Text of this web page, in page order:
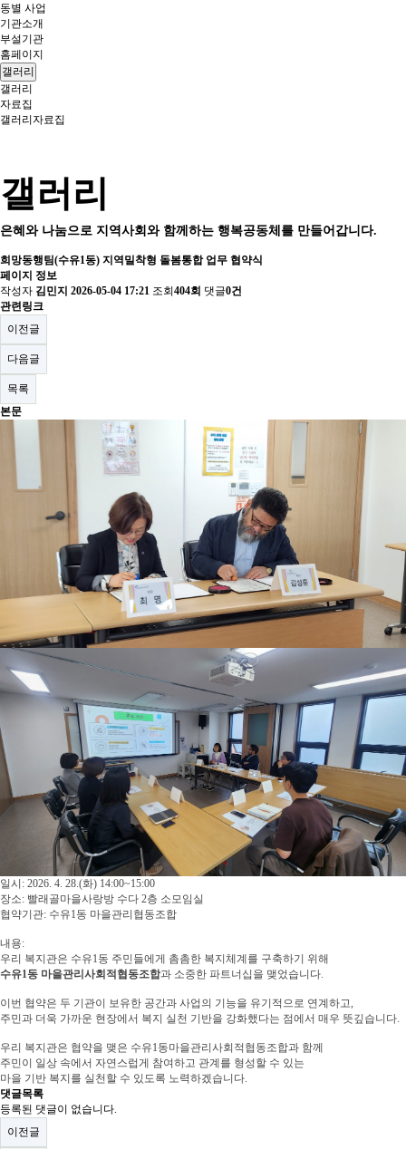
동별 사업
기관소개
부설기관
홈페이지
갤러리
갤러리
자료집
갤러리 자료집
갤러리
은혜와 나눔으로 지역사회와 함께하는 행복공동체를 만들어갑니다.
희망동행팀(수유1동) 지역밀착형 돌봄통합 업무 협약식
페이지 정보
작성자 김민지 2026-05-04 17:21 조회 404회 댓글0건
관련링크
이전글
다음글
목록
본문
일시: 2026. 4. 28.(화) 14:00~15:00
장소: 빨래골마을사랑방 수다 2층 소모임실
협약기관: 수유1동 마을관리협동조합
내용:
우리 복지관은 수유1동 주민들에게 촘촘한 복지체계를 구축하기 위해
수유1동 마을관리사회적협동조합과 소중한 파트너십을 맺었습니다.
이번 협약은 두 기관이 보유한 공간과 사업의 기능을 유기적으로 연계하고,
주민과 더욱 가까운 현장에서 복지 실천 기반을 강화했다는 점에서 매우 뜻깊습니다.
우리 복지관은 협약을 맺은 수유1동마을관리사회적협동조합과 함께
주민이 일상 속에서 자연스럽게 참여하고 관계를 형성할 수 있는
마을 기반 복지를 실천할 수 있도록 노력하겠습니다.
댓글목록
등록된 댓글이 없습니다.
이전글